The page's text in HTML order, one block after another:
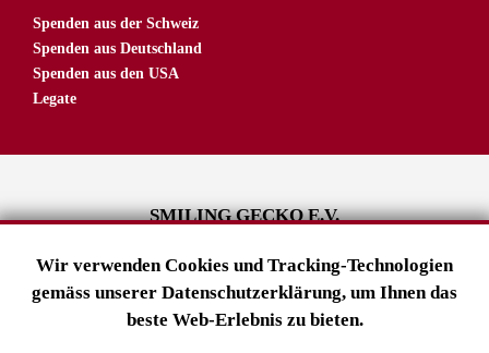
Spenden aus der Schweiz
Spenden aus Deutschland
Spenden aus den USA
Legate
SMILING GECKO E.V.
79102 Freiburg
Deutschland
Wir verwenden Cookies und Tracking-Technologien
gemäss unserer Datenschutzerklärung, um Ihnen das
beste Web-Erlebnis zu bieten.